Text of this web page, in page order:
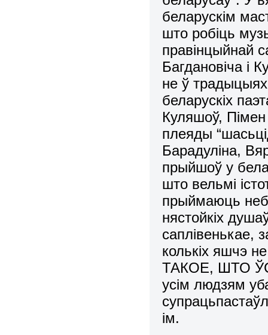
беларускім
што робіць
правінцыйнай
Багдановіча і
не ў
беларускіх
Куляшоў,
плеяды
Барадуліна,
прыйшоў у
што вельмі
прыймаюць
нястойкіх
саплівенькае,
колькіх яшчэ
ТАКОЕ, ШТО
усім людзям
ім.